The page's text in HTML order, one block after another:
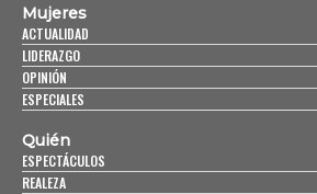
Mujeres
ACTUALIDAD
LIDERAZGO
OPINIÓN
ESPECIALES
Quién
ESPECTÁCULOS
REALEZA